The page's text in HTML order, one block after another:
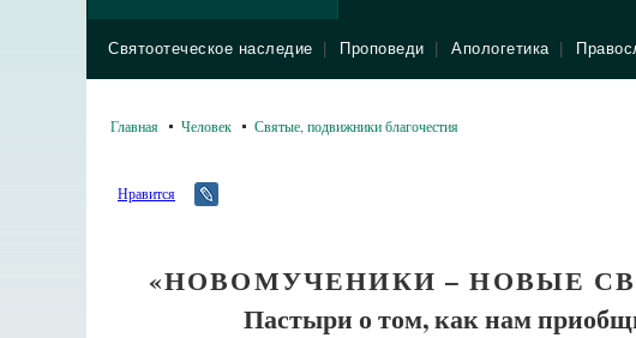
Святоотеческое наследие Проповеди Апологетика
Главная Человек Святые, подвижники благочестия
Нравится
«НОВОМУЧЕНИКИ – НОВЫЕ
Пастыри о том, как нам